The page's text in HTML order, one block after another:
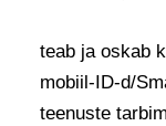
teab ja oskab
mobiil-ID-d/
teenuste